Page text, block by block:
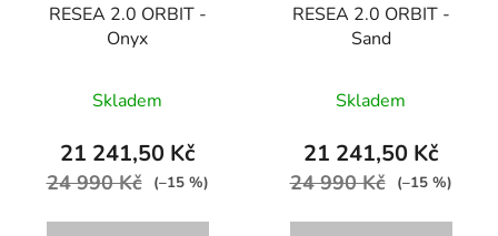
RESEA 2.0 ORBIT -
Onyx
Skladem
21 241,50 Kč
24 990 Kč (–15 %)
RESEA 2.0 ORBIT -
Sand
Skladem
21 241,50 Kč
24 990 Kč (–15 %)